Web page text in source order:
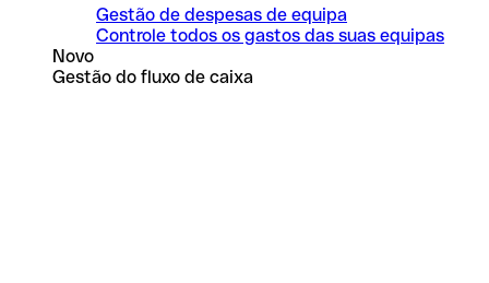
Gestão de despesas de equipa
Controle todos os gastos das suas equipas
Novo
Gestão do fluxo de caixa